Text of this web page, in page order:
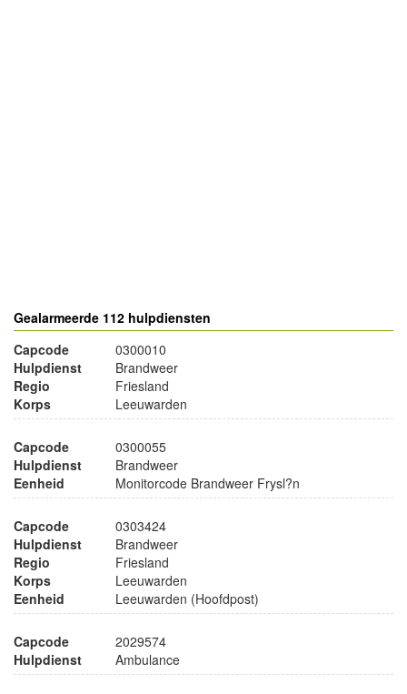
Gealarmeerde 112 hulpdiensten
Capcode
0300010
Hulpdienst
Brandweer
Regio
Friesland
Korps
Leeuwarden
Capcode
0300055
Hulpdienst
Brandweer
Eenheid
Monitorcode Brandweer Frysl?n
Capcode
0303424
Hulpdienst
Brandweer
Regio
Friesland
Korps
Leeuwarden
Eenheid
Leeuwarden (Hoofdpost)
Capcode
2029574
Hulpdienst
Ambulance